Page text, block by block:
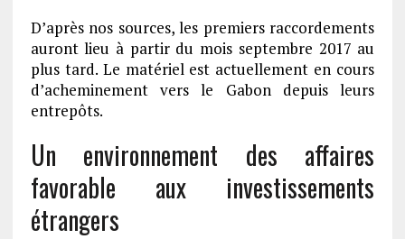
D’après nos sources, les premiers raccordements
auront lieu à partir du mois septembre 2017 au
plus tard. Le matériel est actuellement en cours
d’acheminement vers le Gabon depuis leurs
entrepôts.
Un environnement des affaires
favorable aux investissements
étrangers